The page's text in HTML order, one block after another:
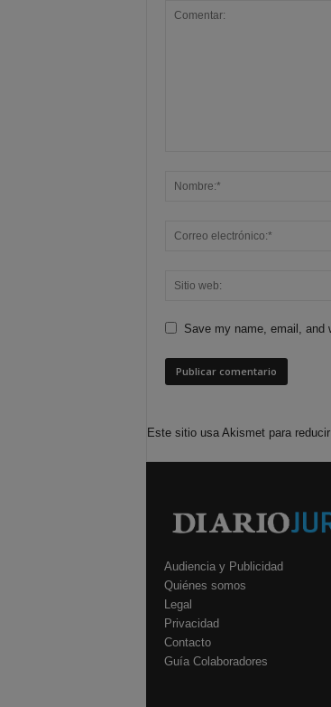
Save my name, email, and
Este sitio usa Akismet para reducir
Audiencia y Publicidad
Quiénes somos
Legal
Privacidad
Contacto
Guía Colaboradores